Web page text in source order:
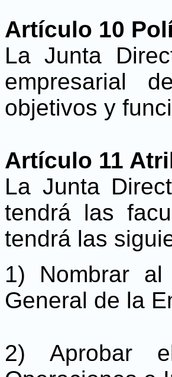
Artículo 10
La Junta
empresarial
objetivos y
Artículo 11
La Junta
tendrá las
tendrá las
1) Nombrar
General de la
2) Aprobar